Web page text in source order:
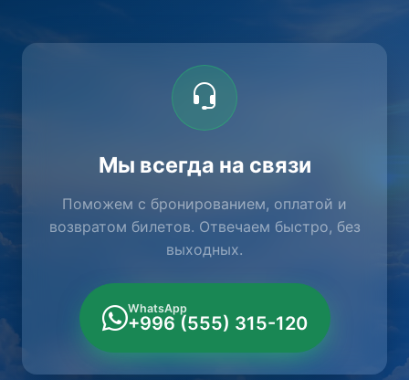
Мы всегда на связи
Поможем с бронированием, оплатой и
возвратом билетов. Отвечаем быстро, без
выходных.
WhatsApp
+996 (555) 315-120